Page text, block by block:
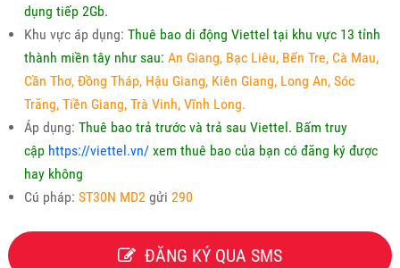
dụng tiếp 2Gb.
Khu vực áp dụng: Thuê bao di động Viettel tại khu vực 13 tỉnh
thành miền tây như sau: An Giang, Bạc Liêu, Bến Tre, Cà Mau,
Cần Thơ, Đồng Tháp, Hậu Giang, Kiên Giang, Long An, Sóc
Trăng, Tiền Giang, Trà Vinh, Vĩnh Long.
Áp dụng: Thuê bao trả trước và trả sau Viettel. Bấm truy
cập https://viettel.vn/ xem thuê bao của bạn có đăng ký được
hay không
Cú pháp: ST30N MD2gửi 290
ĐĂNG KÝ QUA SMS